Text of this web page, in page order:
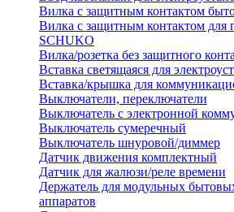
Вилка с защитным контактом
Вилка с защитным контактом для
SCHUKO
Вилка/розетка без защитного
Вставка светящаяся для
Вставка/крышка для
Выключатели, переключатели
Выключатель с электронной
Выключатель сумеречный
Выключатель шнуровой/диммер
Датчик движения комплектный
Датчик для жалюзи/реле времени
Держатель для модульных
аппаратов